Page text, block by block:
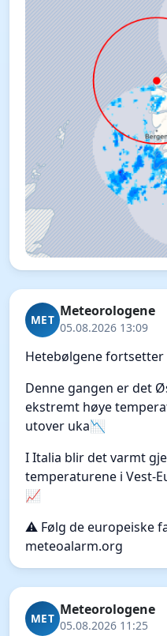
MET
Meteorologene
05.08.2026 13:09
Hetebølgene
Denne gangen er det
ekstremt høye
utover uka📉
I Italia blir det varmt
temperaturene i Vest-
📈
⚠️ Følg de europeiske
meteoalarm.org
MET
Meteorologene
05.08.2026 11:25